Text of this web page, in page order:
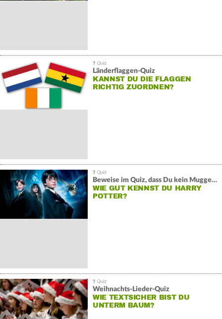
Länderflaggen-Quiz
KANNST DU DIE FLAGGEN
RICHTIG ZUORDNEN?
Beweise im Quiz, dass Du kein Muggel bist
WIE GUT KENNST DU HARRY
POTTER?
Weihnachts-Lieder-Quiz
WIE TEXTSICHER BIST DU
UNTERM BAUM?